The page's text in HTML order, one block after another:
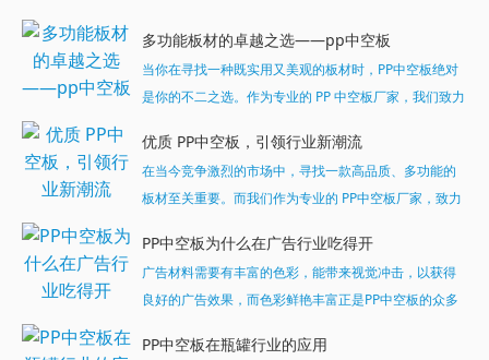
多功能板材的卓越之选——pp中空板
当你在寻找一种既实用又美观的板材时，PP中空板绝对
是你的不二之选。作为专业的 PP 中空板厂家，我们致力
优质 PP中空板，引领行业新潮流
在当今竞争激烈的市场中，寻找一款高品质、多功能的
板材至关重要。而我们作为专业的 PP中空板厂家，致力
起深入了解一下我们的明星产品 ——PP中空板。...
PP中空板为什么在广告行业吃得开
广告材料需要有丰富的色彩，能带来视觉冲击，以获得
良好的广告效果，而色彩鲜艳丰富正是PP中空板的众多
样的严格苛刻性，这样的中空广告板深受行业的推崇。...
PP中空板在瓶罐行业的应用